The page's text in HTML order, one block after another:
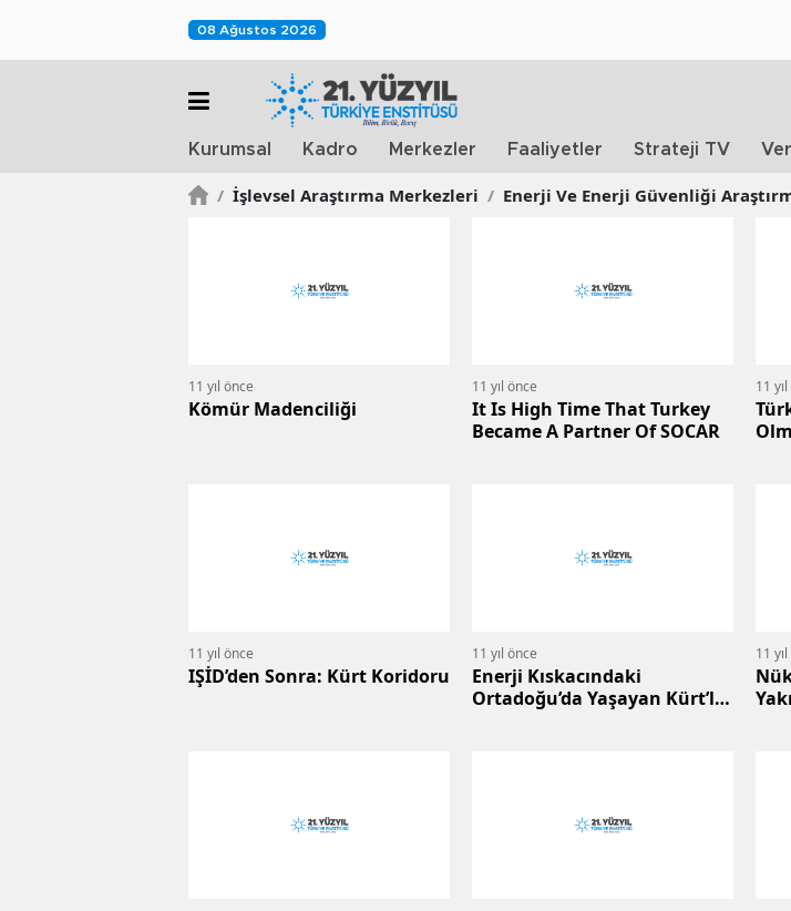
08 Ağustos 2026
Kurumsal Kadro Merkezler Faaliyetler Strateji TV
/ İşlevsel Araştırma Merkezleri / Enerji Ve Enerji Güvenliği
11 yıl önce
Kömür Madenciliği
11 yıl önce
It Is High Time That Turkey
Became A Partner Of SOCAR
11
11 yıl önce
IŞİD’den Sonra: Kürt Koridoru
11 yıl önce
Enerji Kıskacındaki
Ortadoğu’da Yaşayan Kürt’ler
11